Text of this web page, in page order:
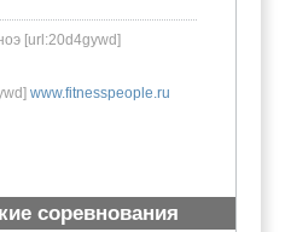
[url:20d4gywd]
www.fitnesspeople.ru
соревнования